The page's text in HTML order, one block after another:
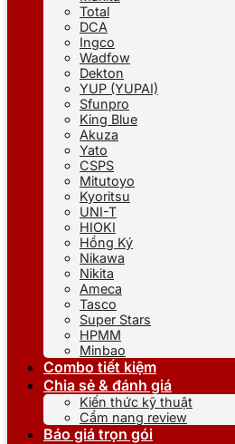
Total
DCA
Ingco
Wadfow
Dekton
YUP (YUPAI)
Sfunpro
King Blue
Akuza
Yato
CSPS
Mitutoyo
Kyoritsu
UNI-T
HIOKI
Hồng Ký
Nikawa
Nikita
Ameca
Tasco
Super Stars
HPMM
Minbao
Combo tiết kiệm
Chia sẻ & đánh giá
Kiến thức kỹ thuật
Cẩm nang review
Báo giá trọn gói